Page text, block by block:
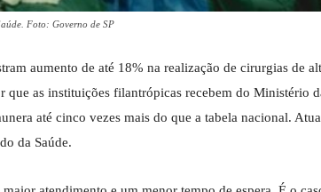
Foto: Governo de SP
aumento de até 18% na realização de cirurgias de
as instituições filantrópicas recebem do Ministério
até cinco vezes mais do que a tabela nacional.
da Saúde.